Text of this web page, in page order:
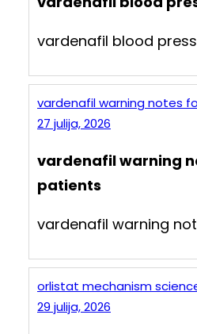
vardenafil blood
vardenafil warning notes
27 julija, 2026
vardenafil warning
patients
vardenafil warning
orlistat mechanism
29 julija, 2026